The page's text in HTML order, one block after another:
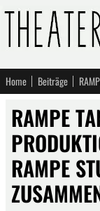
Home Beiträge
RAMPE
RAMPE